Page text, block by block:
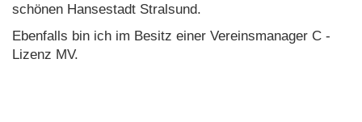
schönen Hansestadt Stralsund.
Ebenfalls bin ich im Besitz einer Vereinsmanager C -
Lizenz MV.